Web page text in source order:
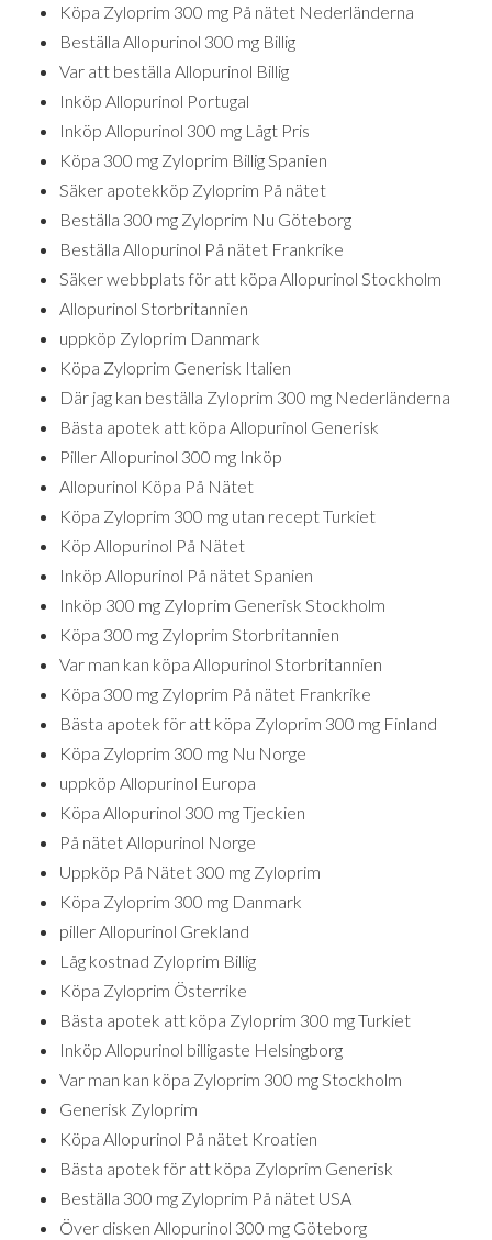
Köpa Zyloprim 300 mg På nätet Nederländerna
Beställa Allopurinol 300 mg Billig
Var att beställa Allopurinol Billig
Inköp Allopurinol Portugal
Inköp Allopurinol 300 mg Lågt Pris
Köpa 300 mg Zyloprim Billig Spanien
Säker apotekköp Zyloprim På nätet
Beställa 300 mg Zyloprim Nu Göteborg
Beställa Allopurinol På nätet Frankrike
Säker webbplats för att köpa Allopurinol Stockholm
Allopurinol Storbritannien
uppköp Zyloprim Danmark
Köpa Zyloprim Generisk Italien
Där jag kan beställa Zyloprim 300 mg Nederländerna
Bästa apotek att köpa Allopurinol Generisk
Piller Allopurinol 300 mg Inköp
Allopurinol Köpa På Nätet
Köpa Zyloprim 300 mg utan recept Turkiet
Köp Allopurinol På Nätet
Inköp Allopurinol På nätet Spanien
Inköp 300 mg Zyloprim Generisk Stockholm
Köpa 300 mg Zyloprim Storbritannien
Var man kan köpa Allopurinol Storbritannien
Köpa 300 mg Zyloprim På nätet Frankrike
Bästa apotek för att köpa Zyloprim 300 mg Finland
Köpa Zyloprim 300 mg Nu Norge
uppköp Allopurinol Europa
Köpa Allopurinol 300 mg Tjeckien
På nätet Allopurinol Norge
Uppköp På Nätet 300 mg Zyloprim
Köpa Zyloprim 300 mg Danmark
piller Allopurinol Grekland
Låg kostnad Zyloprim Billig
Köpa Zyloprim Österrike
Bästa apotek att köpa Zyloprim 300 mg Turkiet
Inköp Allopurinol billigaste Helsingborg
Var man kan köpa Zyloprim 300 mg Stockholm
Generisk Zyloprim
Köpa Allopurinol På nätet Kroatien
Bästa apotek för att köpa Zyloprim Generisk
Beställa 300 mg Zyloprim På nätet USA
Över disken Allopurinol 300 mg Göteborg